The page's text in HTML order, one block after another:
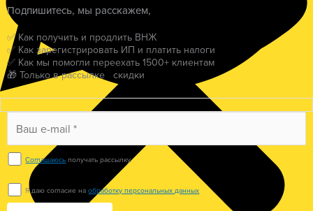
Подпишитесь, мы расскажем,
✅ Как получить и продлить ВНЖ
✅ Как зарегистрировать ИП и платить налоги
✅ Как мы помогли переехать 1500+ клиентам
🎁 Только в рассылке скидки
Соглашаюсь получать рассылку.
Я даю согласие наобработку персональных данных